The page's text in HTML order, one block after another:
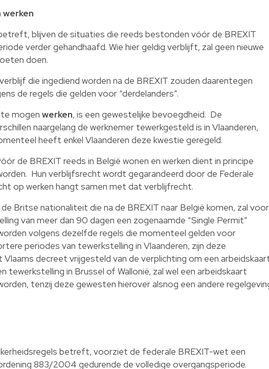
werken
blijven de situaties die reeds bestonden vóór de BREXIT
verder gehandhaafd. Wie hier geldig verblijft, zal geen nieuwe
doen.
die ingediend worden na de BREXIT zouden daarentegen
de regels die gelden voor “derdelanders”.
mogen werken, is een gewestelijke bevoegdheid. De
naargelang de werknemer tewerkgesteld is in Vlaanderen,
heeft enkel Vlaanderen deze kwestie geregeld.
de BREXIT reeds in België wonen en werken dient in principe
Hun verblijfsrecht wordt gegarandeerd door de Federale
op werken hangt samen met dat verblijfrecht.
Britse nationaliteit die na de BREXIT naar België komen, zal voor
van meer dan 90 dagen een zogenaamde “Single Permit”
volgens dezelfde regels die momenteel gelden voor
periodes van tewerkstelling in Vlaanderen, zijn deze
Vlaams decreet vrijgesteld van de verplichting om een
tewerkstelling in Brussel of Wallonië, zal wel een arbeidskaart
tenzij deze gewesten hierover alsnog een andere
betreft, voorziet de federale BREXIT-wet een
883/2004 gedurende de volledige overgangsperiode.